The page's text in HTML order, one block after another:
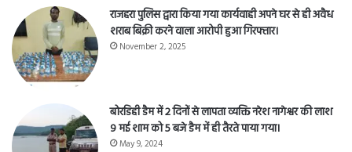
राजहरा पुलिस द्वारा किया गया कार्यवाही अपने घर से ही अवैध
शराब बिक्री करने वाला आरोपी हुआ गिरफ्तार।
November 2, 2025
बोरडिही डैम में 2 दिनों से लापता व्यक्ति नरेश नागेश्वर की लाश
9 मई शाम को 5 बजे डैम में ही तैरते पाया गया।
May 9, 2024